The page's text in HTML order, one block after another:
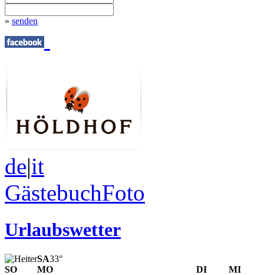
» senden
de|it
GästebuchFoto
Urlaubswetter
SA33°
SO
MO DI MI